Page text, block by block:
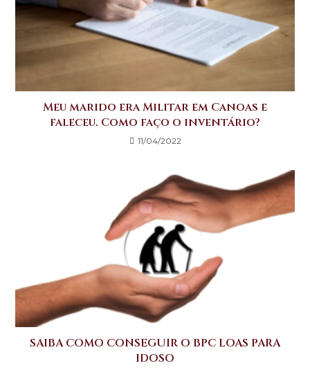
Meu marido era Militar em Canoas e
faleceu. Como faço o inventário?
11/04/2022
SAIBA COMO CONSEGUIR O BPC LOAS PARA
IDOSO